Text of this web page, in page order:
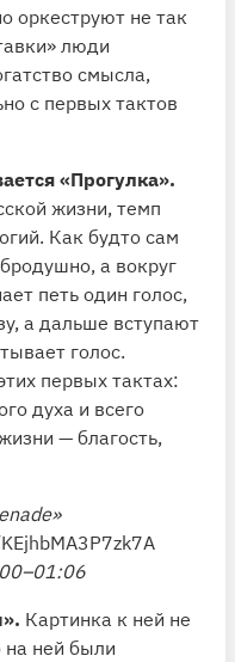
оркеструют не так
люди
смысла,
с первых тактов
«Прогулка».
жизни, темп
Как будто сам
а вокруг
петь один голос,
а дальше вступают
голос.
первых тактах:
духа и всего
— благость,
Картинка к ней не
на ней были